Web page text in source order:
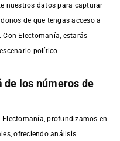
nuestros datos para capturar
de que tengas acceso a
Electomanía, estarás
político.
los números de
profundizamos en
ofreciendo análisis